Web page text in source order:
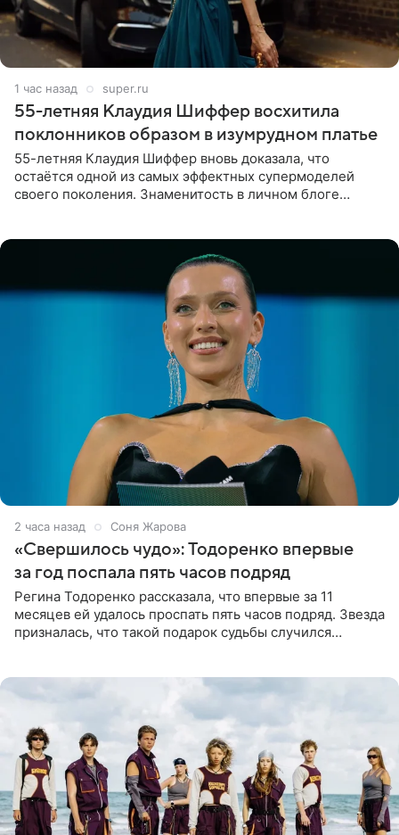
1 час назад super.ru
55-летняя Клаудия Шиффер восхитила
поклонников образом в изумрудном платье
55-летняя Клаудия Шиффер вновь доказала, что
остаётся одной из самых эффектных супермоделей
своего поколения. Знаменитость в личном блоге
2 часа назад Соня Жарова
«Свершилось чудо»: Тодоренко впервые
за год поспала пять часов подряд
Регина Тодоренко рассказала, что впервые за 11
месяцев ей удалось проспать пять часов подряд. Звезда
призналась, что такой подарок судьбы случился